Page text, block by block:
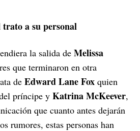
a su personal
la salida de Melissa
que terminaron en otra
de Edward Lane Fox quien
príncipe y Katrina McKeever,
que cuanto antes dejarán
rumores, estas personas han